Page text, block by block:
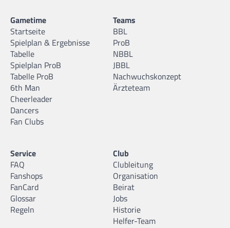
Gametime
Startseite
Spielplan & Ergebnisse
Tabelle
Spielplan ProB
Tabelle ProB
6th Man
Cheerleader
Dancers
Fan Clubs
Teams
BBL
ProB
NBBL
JBBL
Nachwuchskonzept
Ärzteteam
Service
FAQ
Fanshops
FanCard
Glossar
Regeln
Club
Clubleitung
Organisation
Beirat
Jobs
Historie
Helfer-Team